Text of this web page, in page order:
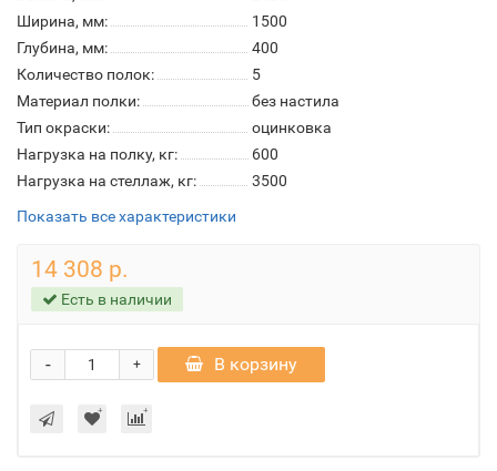
Ширина, мм:
1500
Глубина, мм:
400
Количество полок:
5
Материал полки:
без настила
Тип окраски:
оцинковка
Нагрузка на полку, кг:
600
Нагрузка на стеллаж, кг:
3500
Показать все характеристики
14 308 р.
Есть в наличии
+
- В корзину